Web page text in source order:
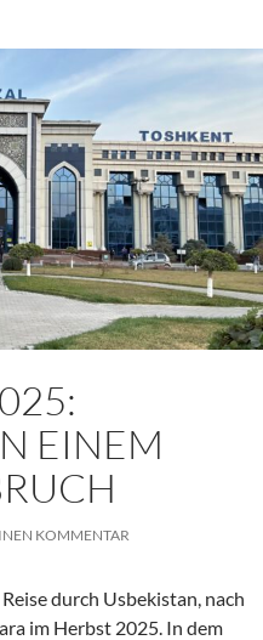
EINEM
KOMMENTAR
durch Usbekistan, nach
im Herbst 2025. In dem